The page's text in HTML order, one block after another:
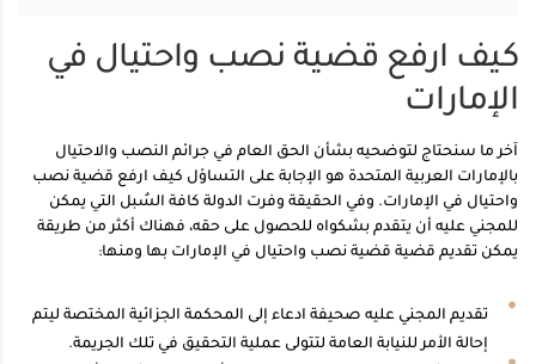
كيف ارفع قضية نصب واحتيال في
الإمارات
آخر ما سنحتاج لتوضحيه بشأن الحق العام في جرائم النصب والاحتيال
بالإمارات العربية المتحدة هو الإجابة على التساؤل كيف ارفع قضية نصب
واحتيال في الإمارات. وفي الحقيقة وفرت الدولة كافة السُبل التي يمكن
للمجني عليه أن يتقدم بشكواه للحصول على حقه، فهناك أكثر من طريقة
يمكن تقديم قضية قضية نصب واحتيال في الإمارات بها ومنها:
تقديم المجني عليه صحيفة ادعاء إلى المحكمة الجزائية المختصة ليتم
إحالة الأمر للنيابة العامة لتتولى عملية التحقيق في تلك الجريمة.